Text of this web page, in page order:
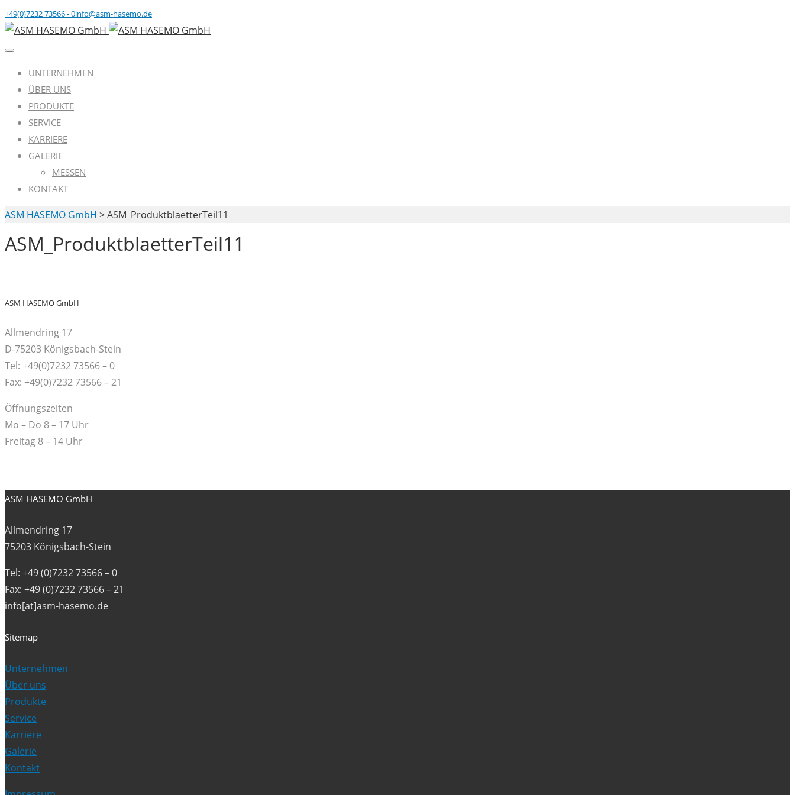
+49(0)7232 73566 - 0info@asm-hasemo.de
UNTERNEHMEN
ÜBER UNS
PRODUKTE
SERVICE
KARRIERE
GALERIE
MESSEN
KONTAKT
ASM HASEMO GmbH >ASM_ProduktblaetterTeil11
ASM_ProduktblaetterTeil11
ASM HASEMO GmbH
Allmendring 17
D-75203 Königsbach-Stein
Tel: +49(0)7232 73566 – 0
Fax: +49(0)7232 73566 – 21
Öffnungszeiten
Mo – Do 8 – 17 Uhr
Freitag 8 – 14 Uhr
ASM HASEMO GmbH
Allmendring 17
75203 Königsbach-Stein
Tel: +49 (0)7232 73566 – 0
Fax: +49 (0)7232 73566 – 21
info[at]asm-hasemo.de
Sitemap
Unternehmen
Über uns
Produkte
Service
Karriere
Galerie
Kontakt